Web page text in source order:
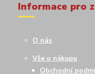
Informace pro
O nás
Vše o nákupu
Obchodní